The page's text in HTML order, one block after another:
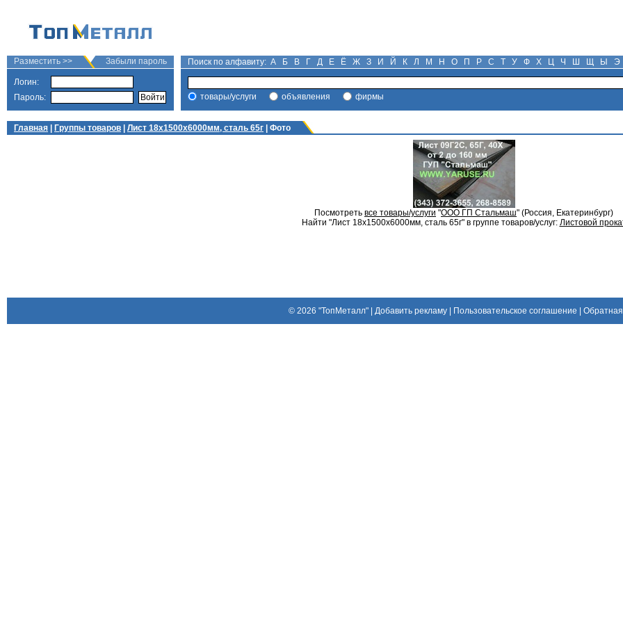
Разместить >> Забыли пароль
Логин:
Пароль:
Поиск по алфавиту: А Б В Г Д Е Ё Ж З И Й К Л М Н О П Р С Т У Ф Х Ц Ч Ш Щ Ы Э
товары/услуги объявления фирмы
Главная Группы товаров Лист 18х1500х6000мм, сталь 65г | Фото
Посмотреть все товары/услуги "ООО ГП Стальмаш" (Россия, Екатеринбург)
Найти "Лист 18х1500х6000мм, сталь 65г" в группе товаров/услуг: Листовой
© 2026 "ТопМеталл"| Добавить рекламу| Пользовательское соглашение Обратная